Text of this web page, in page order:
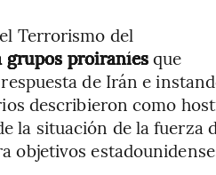
Terrorismo del
grupos proiraníesque
de Irán e
describieron como
la situación de la fuerza
objetivos